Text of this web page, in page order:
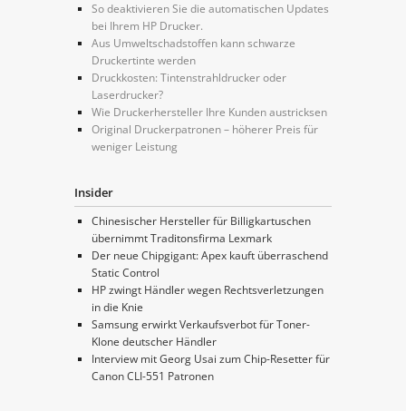
So deaktivieren Sie die automatischen Updates
bei Ihrem HP Drucker.
Aus Umweltschadstoffen kann schwarze
Druckertinte werden
Druckkosten: Tintenstrahldrucker oder
Laserdrucker?
Wie Druckerhersteller Ihre Kunden austricksen
Original Druckerpatronen – höherer Preis für
weniger Leistung
Insider
Chinesischer Hersteller für Billigkartuschen
übernimmt Traditonsfirma Lexmark
Der neue Chipgigant: Apex kauft überraschend
Static Control
HP zwingt Händler wegen Rechtsverletzungen
in die Knie
Samsung erwirkt Verkaufsverbot für Toner-
Klone deutscher Händler
Interview mit Georg Usai zum Chip-Resetter für
Canon CLI-551 Patronen